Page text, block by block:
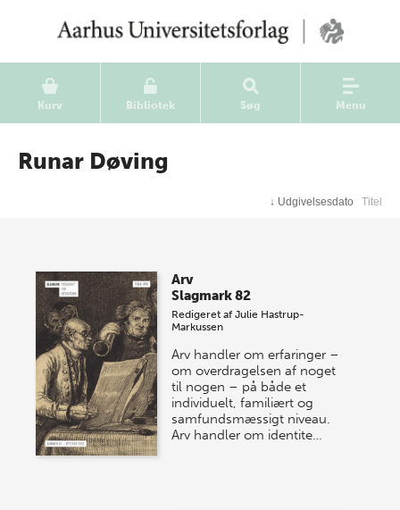
Kurv Bibliotek Søg Menu
Runar Døving
↓ Udgivelsesdato Titel
Arv
Slagmark 82
Redigeret afJulie Hastrup-
Markussen
Arv handler om erfaringer –
om overdragelsen af noget
til nogen – på både et
individuelt, familiært og
samfundsmæssigt niveau.
Arv handler om identite…